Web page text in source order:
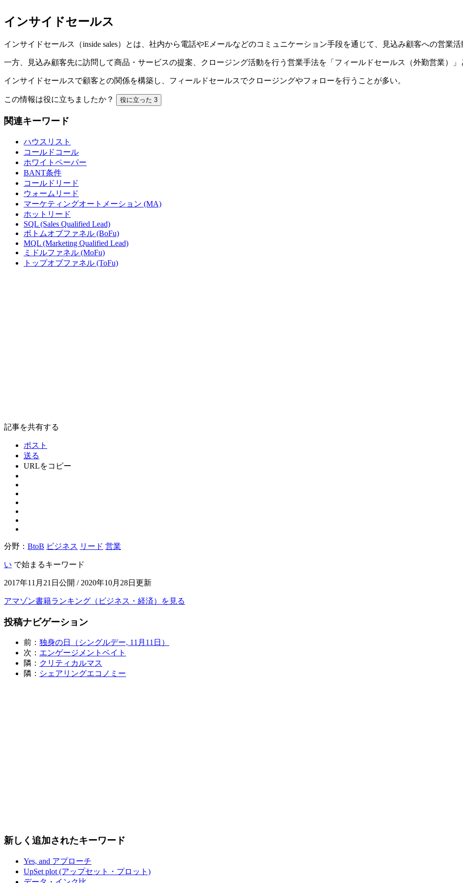
インサイドセールス
インサイドセールス（inside sales）とは、社内から電話やEメールなどのコミュニケーション手段を通じて、見込み顧客への営業活
一方、見込み顧客先に訪問して商品・サービスの提案、クロージング活動を行う営業手法を「フィールドセールス（外勤営業）」
インサイドセールスで顧客との関係を構築し、フィールドセールスでクロージングやフォローを行うことが多い。
この情報は役に立ちましたか？ 役に立った 3
関連キーワード
ハウスリスト
コールドコール
ホワイトペーパー
BANT条件
コールドリード
ウォームリード
マーケティングオートメーション (MA)
ホットリード
SQL (Sales Qualified Lead)
ボトムオブファネル (BoFu)
MQL (Marketing Qualified Lead)
ミドルファネル (MoFu)
トップオブファネル (ToFu)
記事を共有する
ポスト
送る
URLをコピー
分野： BtoB ビジネス リード 営業
い で始まるキーワード
2017年11月21日公開 / 2020年10月28日更新
アマゾン書籍ランキング（ビジネス・経済）を見る
投稿ナビゲーション
前： 独身の日（シングルデー, 11月11日）
次： エンゲージメントベイト
隣： クリティカルマス
隣： シェアリングエコノミー
新しく追加されたキーワード
Yes, and アプローチ
UpSet plot (アップセット・プロット)